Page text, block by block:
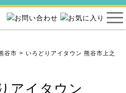
谷市 いろどりアイタウン 熊谷市上之
アイタウン